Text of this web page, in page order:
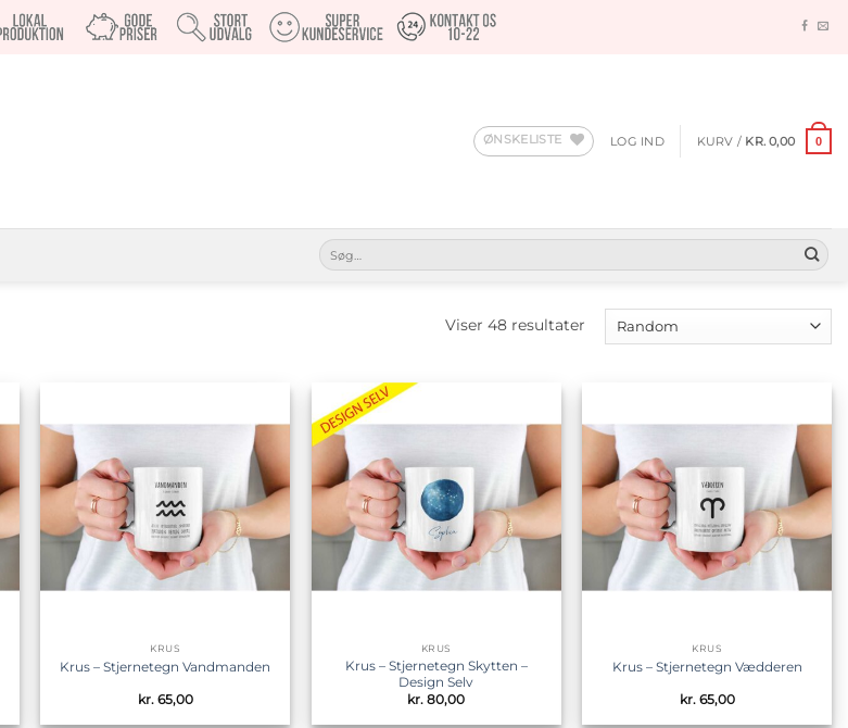
ØNSKELISTE LOG IND KURV / KR.0,00 0
Søg
efter:
Viser 48 resultater
Tilføj til
ønskeliste
KRUS
Krus – Stjernetegn Vandmanden
kr.65,00
Tilføj til
ønskeliste
KRUS
Krus – Stjernetegn Skytten –
Design Selv
kr. 80,00
Tilføj til
ønskeliste
KRUS
Krus – Stjernetegn Vædderen
kr.65,00